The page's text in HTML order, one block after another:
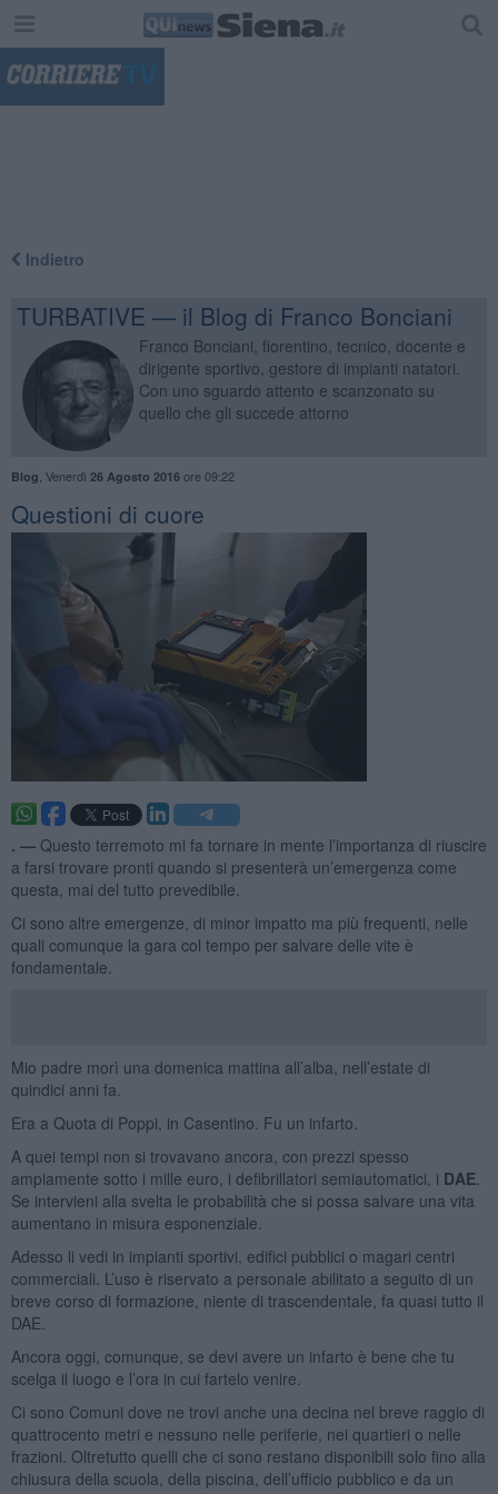
Indietro
TURBATIVE — il Blog di Franco Bonciani
Franco Bonciani, fiorentino, tecnico, docente e
dirigente sportivo, gestore di impianti natatori.
Con uno sguardo attento e scanzonato su
quello che gli succede attorno
Blog Venerdì 26 Agosto 2016ore 09:22
Questioni di cuore
. — Questo terremoto mi fa tornare in mente l’importanza di riuscire
a farsi trovare pronti quando si presenterà un’emergenza come
questa, mai del tutto prevedibile.
Ci sono altre emergenze, di minor impatto ma più frequenti, nelle
quali comunque la gara col tempo per salvare delle vite è
fondamentale.
Mio padre morì una domenica mattina all’alba, nell’estate di
quindici anni fa.
Era a Quota di Poppi, in Casentino. Fu un infarto.
A quei tempi non si trovavano ancora, con prezzi spesso
ampiamente sotto i mille euro, i defibrillatori semiautomatici, i DAE.
Se intervieni alla svelta le probabilità che si possa salvare una vita
aumentano in misura esponenziale.
Adesso li vedi in impianti sportivi, edifici pubblici o magari centri
commerciali. L’uso è riservato a personale abilitato a seguito di un
breve corso di formazione, niente di trascendentale, fa quasi tutto il
DAE.
Ancora oggi, comunque, se devi avere un infarto è bene che tu
scelga il luogo e l’ora in cui fartelo venire.
Ci sono Comuni dove ne trovi anche una decina nel breve raggio di
quattrocento metri e nessuno nelle periferie, nei quartieri o nelle
frazioni. Oltretutto quelli che ci sono restano disponibili solo fino alla
chiusura della scuola, della piscina, dell’ufficio pubblico e da un